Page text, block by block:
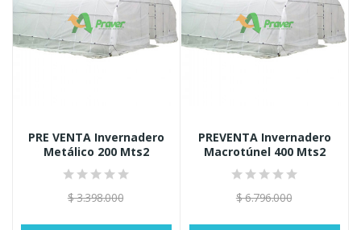
PRE VENTA Invernadero
Metálico 200 Mts2
$ 3.398.000
PREVENTA Invernadero
Macrotúnel 400 Mts2
$ 6.796.000